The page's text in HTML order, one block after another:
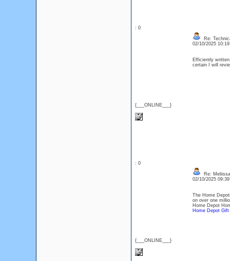
: 0
{___ONLINE___}
Re:
02/10/2025
Efficiently
certain I will
: 0
{___ONLINE___}
Re:
02/10/2025
The Home
on over one
Home Depot
Home Depot Gift